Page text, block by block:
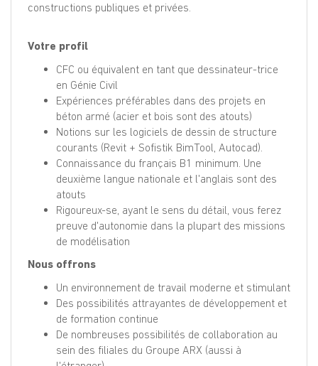
constructions publiques et privées.
Votre profil
CFC ou équivalent en tant que dessinateur-trice
en Génie Civil
Expériences préférables dans des projets en
béton armé (acier et bois sont des atouts)
Notions sur les logiciels de dessin de structure
courants (Revit + Sofistik BimTool, Autocad).
Connaissance du français B1 minimum. Une
deuxième langue nationale et l'anglais sont des
atouts
Rigoureux-se, ayant le sens du détail, vous ferez
preuve d'autonomie dans la plupart des missions
de modélisation
Nous offrons
Un environnement de travail moderne et stimulant
Des possibilités attrayantes de développement et
de formation continue
De nombreuses possibilités de collaboration au
sein des filiales du Groupe ARX (aussi à